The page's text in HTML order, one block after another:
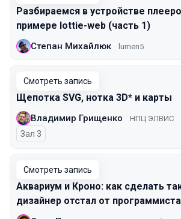
Разбираемся в устройстве
примере lottie-web (часть 1)
Степан Михайлюк lumen5
Смотреть запись
Щепотка SVG, нотка 3D* и карты
Владимир Грищенко НПЦ ЭЛВИС
Зал 3
Смотреть запись
Аквариум и Кроно: как сделать
дизайнер отстал от программиста